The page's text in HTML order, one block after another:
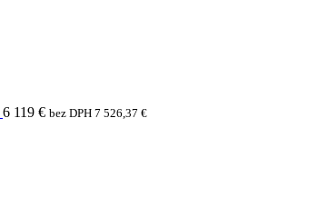
6 119 € bez DPH 7 526,37 €